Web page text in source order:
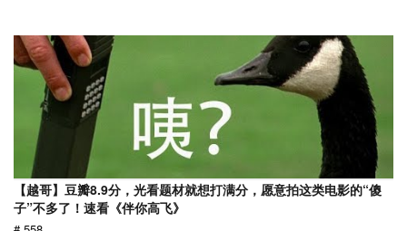
【越哥】豆瓣8.9分，光看题材就想打满分，愿意拍这类电影的“傻
子”不多了！速看《伴你高飞》